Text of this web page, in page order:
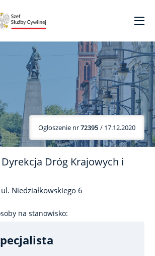
Ogłoszenie nr72395 / 17.12.2020
Dróg Krajowych i
ul. Niedziałkowskiego 6
na stanowisko: